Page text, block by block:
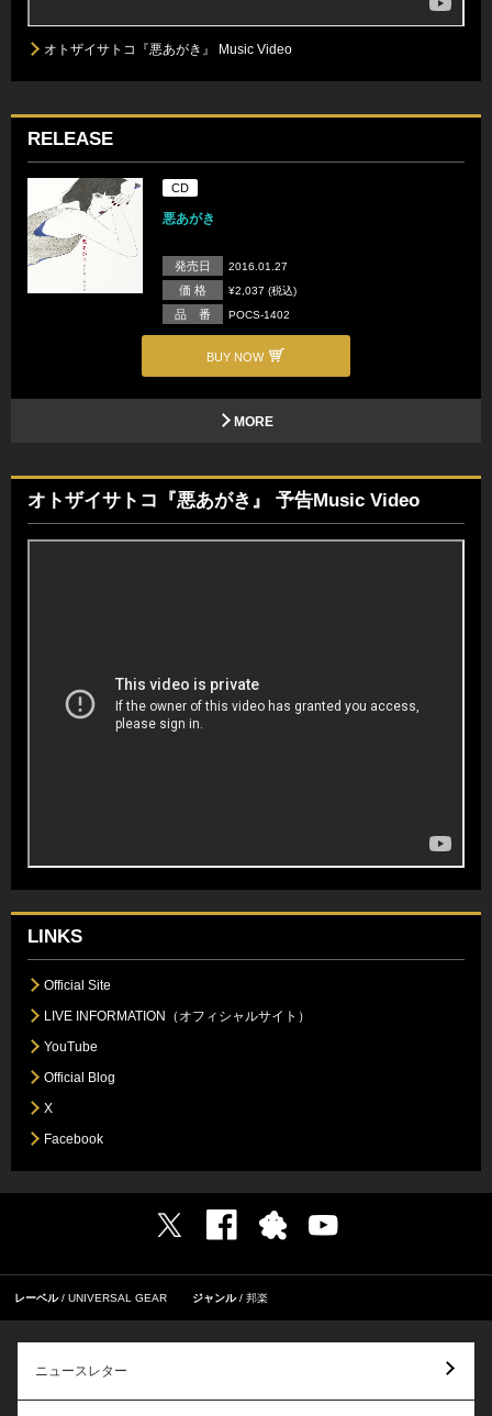
オトザイサトコ『悪あがき』 Music Video
RELEASE
CD
悪あがき
発売日 2016.01.27
価 格 ¥2,037 (税込)
品 番 POCS-1402
BUY NOW
MORE
オトザイサトコ『悪あがき』 予告Music Video
LINKS
Official Site
LIVE INFORMATION（オフィシャルサイト）
YouTube
Official Blog
X
Facebook
レーベル UNIVERSAL GEAR ジャンル 邦楽
ニュースレター